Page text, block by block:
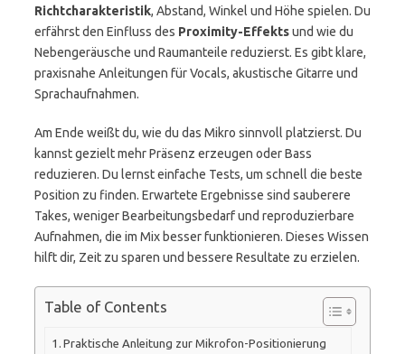
Richtcharakteristik, Abstand, Winkel und Höhe spielen. Du
erfährst den Einfluss des Proximity-Effektsund wie du
Nebengeräusche und Raumanteile reduzierst. Es gibt klare,
praxisnahe Anleitungen für Vocals, akustische Gitarre und
Sprachaufnahmen.
Am Ende weißt du, wie du das Mikro sinnvoll platzierst. Du
kannst gezielt mehr Präsenz erzeugen oder Bass
reduzieren. Du lernst einfache Tests, um schnell die beste
Position zu finden. Erwartete Ergebnisse sind sauberere
Takes, weniger Bearbeitungsbedarf und reproduzierbare
Aufnahmen, die im Mix besser funktionieren. Dieses Wissen
hilft dir, Zeit zu sparen und bessere Resultate zu erzielen.
Table of Contents
Praktische Anleitung zur Mikrofon-Positionierung